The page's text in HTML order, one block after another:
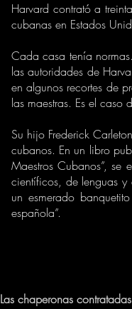
Harvard contrató a
cubanas en Estados
Cada casa tenía
las autoridades de
en algunos recortes de
las maestras. Es el
Su hijo Frederick
cubanos. En un libro
Maestros Cubanos”, se
científicos, de lenguas
un esmerado
española”.
Las chaperonas